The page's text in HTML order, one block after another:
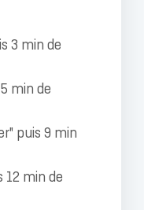
3 min de
min de
puis 9 min
12 min de